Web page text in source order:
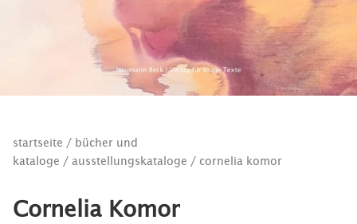
startseite / bücher und
kataloge / ausstellungskataloge / cornelia komor
Cornelia Komor